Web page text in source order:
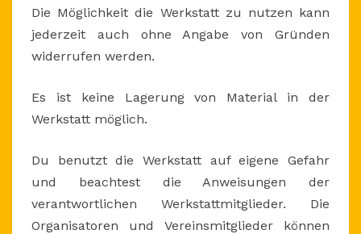
Die Möglichkeit die Werkstatt zu nutzen kann
jederzeit auch ohne Angabe von Gründen
widerrufen werden.
Es ist keine Lagerung von Material in der
Werkstatt möglich.
Du benutzt die Werkstatt auf eigene Gefahr
und beachtest die Anweisungen der
verantwortlichen Werkstattmitglieder. Die
Organisatoren und Vereinsmitglieder können